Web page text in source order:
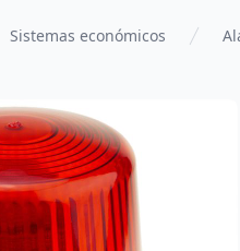
Sistemas económicos